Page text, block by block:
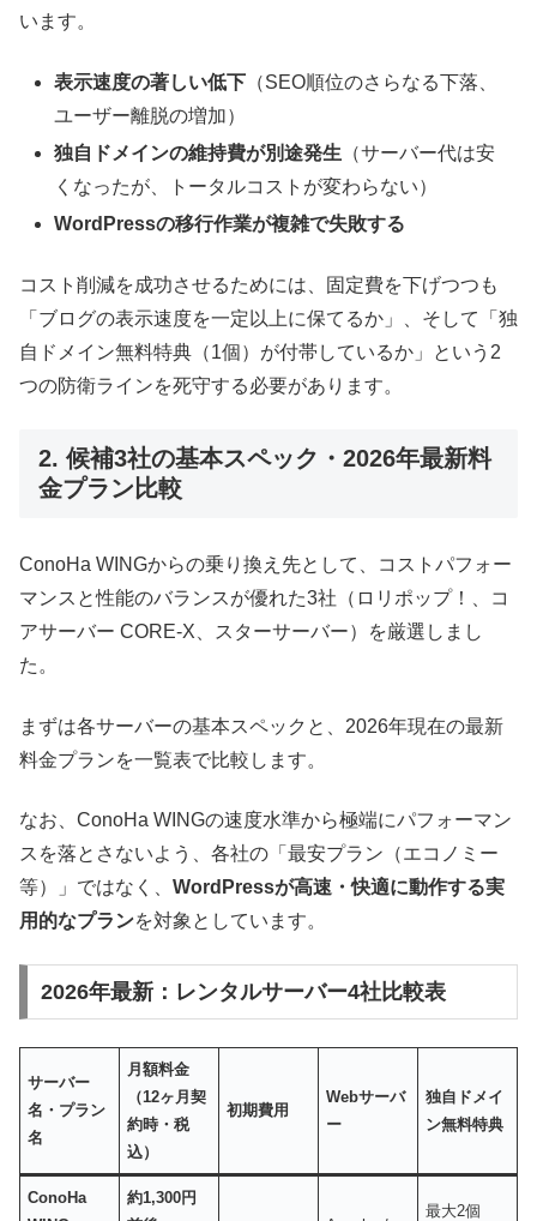
います。
表示速度の著しい低下 （SEO順位のさらなる下落、
ユーザー離脱の増加）
独自ドメインの維持費が別途発生 （サーバー代は安
くなったが、トータルコストが変わらない）
WordPressの移行作業が複雑で失敗する
コスト削減を成功させるためには、固定費を下げつつも
「ブログの表示速度を一定以上に保てるか」、そして「独
自ドメイン無料特典（1個）が付帯しているか」という2
つの防衛ラインを死守する必要があります。
2. 候補3社の基本スペック・2026年最新料
金プラン比較
ConoHa WINGからの乗り換え先として、コストパフォー
マンスと性能のバランスが優れた3社（ロリポップ！、コ
アサーバー CORE-X、スターサーバー）を厳選しまし
た。
まずは各サーバーの基本スペックと、2026年現在の最新
料金プランを一覧表で比較します。
なお、ConoHa WINGの速度水準から極端にパフォーマン
スを落とさないよう、各社の「最安プラン（エコノミー
等）」ではなく、 WordPressが高速・快適に動作する実
用的なプランを対象としています。
2026年最新：レンタルサーバー4社比較表
サーバー
名・プラン
名
月額料金
（12ヶ月契
約時・税
込）
初期費用
Webサーバ
ー
独自ドメイ
ン無料特典
ConoHa
約1,300円
最大2個